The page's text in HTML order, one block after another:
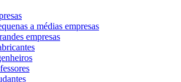
a médias empresas
empresas